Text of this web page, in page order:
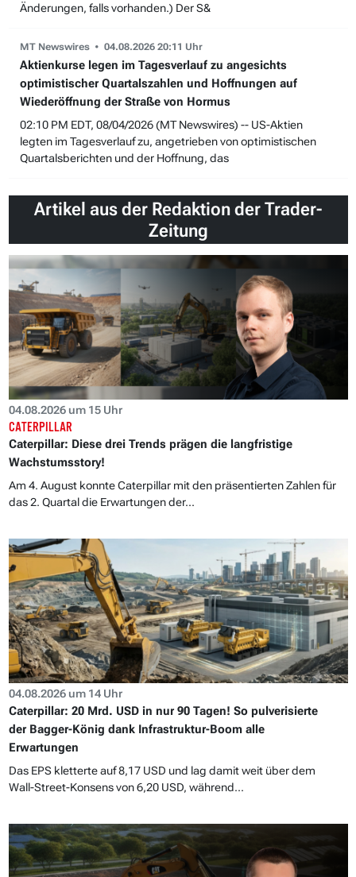
Artikel aus der Redaktion der Trader-
Zeitung
04.08.2026 um 15 Uhr
CATERPILLAR
Caterpillar: Diese drei Trends prägen die langfristige
Wachstumsstory!
Am 4. August konnte Caterpillar mit den präsentierten Zahlen für
das 2. Quartal die Erwartungen der...
04.08.2026 um 14 Uhr
Caterpillar: 20 Mrd. USD in nur 90 Tagen! So pulverisierte
der Bagger-König dank Infrastruktur-Boom alle
Erwartungen
Das EPS kletterte auf 8,17 USD und lag damit weit über dem
Wall-Street-Konsens von 6,20 USD, während...
Änderungen, falls vorhanden.) Der S&
MT Newswires 04.08.2026 20:11 Uhr
Aktienkurse legen im Tagesverlauf zu angesichts
optimistischer Quartalszahlen und Hoffnungen auf
Wiederöffnung der Straße von Hormus
02:10 PM EDT, 08/04/2026 (MT Newswires) -- US-Aktien
legten im Tagesverlauf zu, angetrieben von optimistischen
Quartalsberichten und der Hoffnung, das